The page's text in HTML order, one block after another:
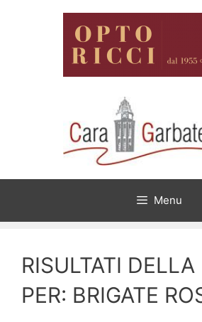
Menu
RISULTATI DELLA
PER: BRIGATE